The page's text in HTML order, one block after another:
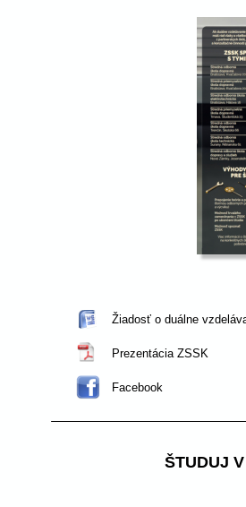
ŠTUDUJ
Žiadosť o duálne
Prezentácia ZSSK
Facebook